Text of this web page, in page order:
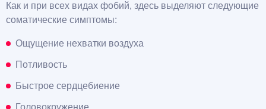
Как и при всех видах фобий, здесь выделяют следующие
соматические симптомы:
Ощущение нехватки воздуха
Потливость
Быстрое сердцебиение